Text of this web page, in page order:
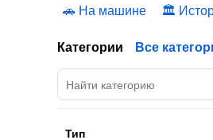
На машине
Категории Все
Тип